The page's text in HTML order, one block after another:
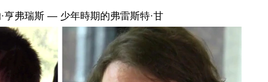
·亨弗瑞斯 — 少年時期的弗雷斯特·甘